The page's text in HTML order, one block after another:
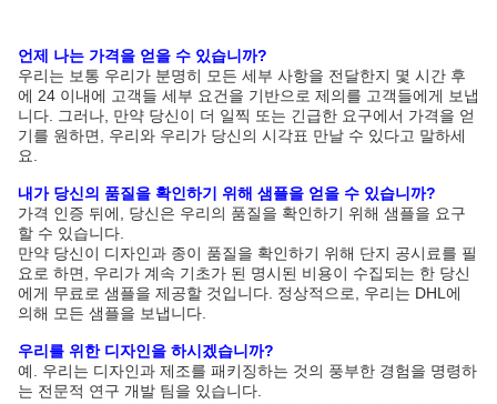
언제 나는 가격을 얻을 수 있습니까?
우리는 보통 우리가 분명히 모든 세부 사항을 전달한지 몇 시간 후
에 24 이내에 고객들 세부 요건을 기반으로 제의를 고객들에게 보냅
니다. 그러나, 만약 당신이 더 일찍 또는 긴급한 요구에서 가격을 얻
기를 원하면, 우리와 우리가 당신의 시각표 만날 수 있다고 말하세
요.
내가 당신의 품질을 확인하기 위해 샘플을 얻을 수 있습니까?
가격 인증 뒤에, 당신은 우리의 품질을 확인하기 위해 샘플을 요구
할 수 있습니다.
만약 당신이 디자인과 종이 품질을 확인하기 위해 단지 공시료를 필
요로 하면, 우리가 계속 기초가 된 명시된 비용이 수집되는 한 당신
에게 무료로 샘플을 제공할 것입니다. 정상적으로, 우리는 DHL에
의해 모든 샘플을 보냅니다.
우리를 위한 디자인을 하시겠습니까?
예. 우리는 디자인과 제조를 패키징하는 것의 풍부한 경험을 명령하
는 전문적 연구 개발 팀을 있습니다.